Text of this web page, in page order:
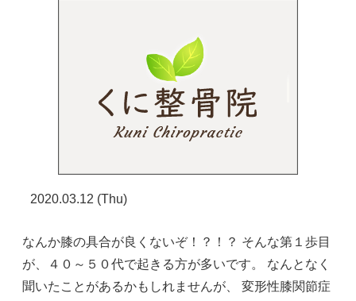
2020.03.12 (Thu)
なんか膝の具合が良くないぞ！？！？ そんな第１歩目
が、４０～５０代で起きる方が多いです。 なんとなく
聞いたことがあるかもしれませんが、 変形性膝関節症